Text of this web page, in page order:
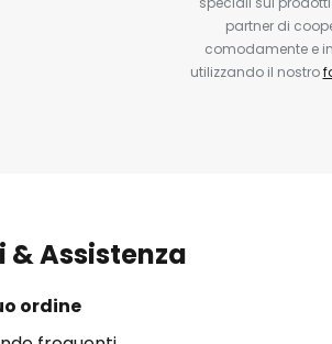
partner di
comodamente e
utilizzando il nostro
Assistenza
ordine